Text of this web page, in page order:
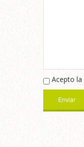
Acepto la